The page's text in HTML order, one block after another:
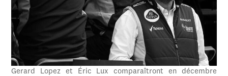
Gerard Lopez et Éric Lux comparaîtront en décembre